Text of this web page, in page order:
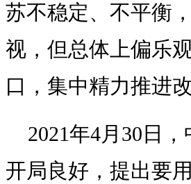
苏不稳定、不平衡
视，但总体上偏乐
口，集中精力推进
2021年4月30日
开局良好，提出要